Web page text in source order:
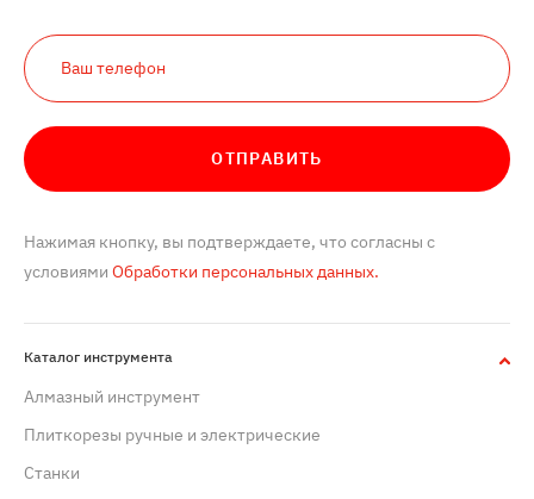
ОТПРАВИТЬ
Нажимая кнопку, вы подтверждаете, что согласны с
условиями Обработки персональных данных.
Каталог инструмента
Алмазный инструмент
Плиткорезы ручные и электрические
Станки